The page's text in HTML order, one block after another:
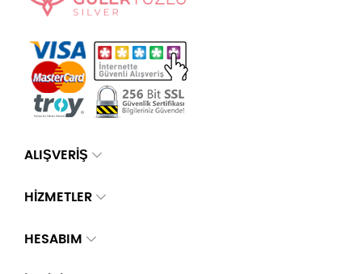
ALIŞVERİŞ
HİZMETLER
HESABIM